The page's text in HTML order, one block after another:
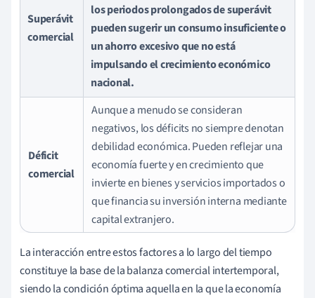
Superávit
comercial
los periodos prolongados de superávit
pueden sugerir un consumo insuficiente o
un ahorro excesivo que no está
impulsando el crecimiento económico
nacional.
Déficit
comercial
Aunque a menudo se consideran
negativos, los déficits no siempre denotan
debilidad económica. Pueden reflejar una
economía fuerte y en crecimiento que
invierte en bienes y servicios importados o
que financia su inversión interna mediante
capital extranjero.
La interacción entre estos factores a lo largo del tiempo
constituye la base de la balanza comercial intertemporal,
siendo la condición óptima aquella en la que la economía